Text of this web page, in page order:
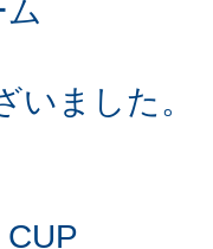
いました。